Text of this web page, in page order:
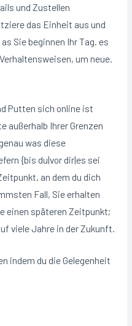
und Zustellen
das Einheit aus und
Sie beginnen Ihr Tag. es
um neue.
Putten sich online ist
außerhalb Ihrer Grenzen
was diese
{bis du|vor dir|es sei
an dem du dich
Fall, Sie erhalten
einen späteren Zeitpunkt;
viele Jahre in der Zukunft.
indem du die Gelegenheit